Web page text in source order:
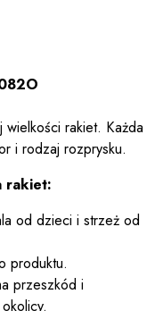
rakiet. Każda
i rodzaj rozprysku.
rakiet:
od dzieci i strzeż od
produktu.
przeszkód i